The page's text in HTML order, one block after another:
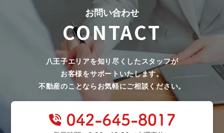
お問い合わせ
CONTACT
八王子エリアを知り尽くしたスタッフが
お客様をサポートいたします。
不動産のことならお気軽にご相談ください。